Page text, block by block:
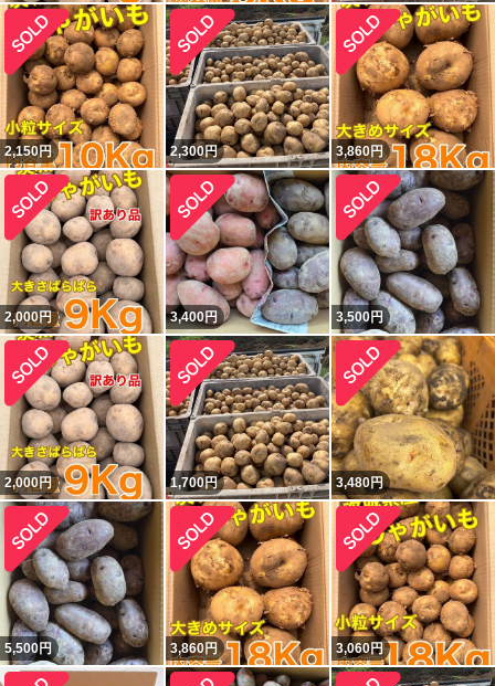
2,150円 2,300円 3,860円
2,000円 3,400円 3,500円
2,000円 1,700円 3,480円
5,500円 3,860円 3,060円